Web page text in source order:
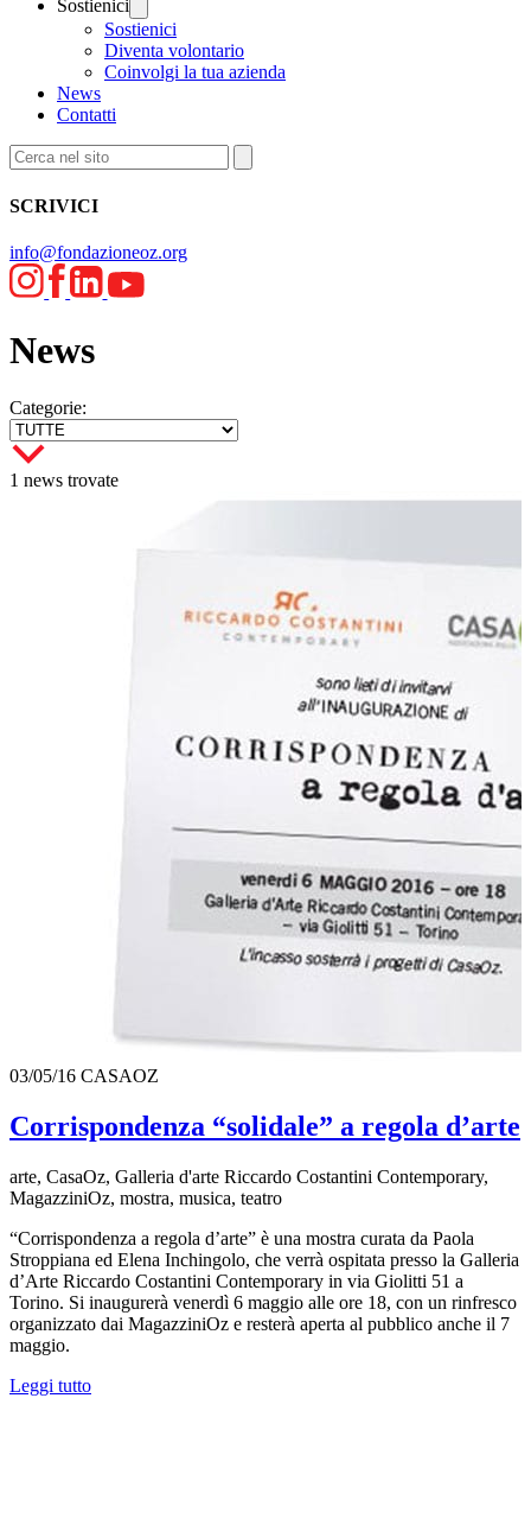
Sostienici
Sostienici
Diventa volontario
Coinvolgi la tua azienda
News
Contatti
SCRIVICI
info@fondazioneoz.org
News
Categorie:
1 news trovate
03/05/16 CASAOZ
Corrispondenza “solidale” a regola d’arte
arte, CasaOz, Galleria d'arte Riccardo Costantini Contemporary,
MagazziniOz, mostra, musica, teatro
“Corrispondenza a regola d’arte” è una mostra curata da Paola
Stroppiana ed Elena Inchingolo, che verrà ospitata presso la Galleria
d’Arte Riccardo Costantini Contemporary in via Giolitti 51 a
Torino. Si inaugurerà venerdì 6 maggio alle ore 18, con un rinfresco
organizzato dai MagazziniOz e resterà aperta al pubblico anche il 7
maggio.
Leggi tutto